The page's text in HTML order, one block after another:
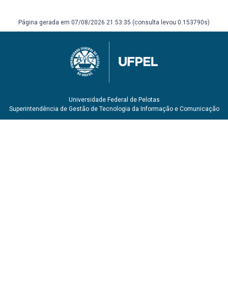
Página gerada em 07/08/2026 21:53:35 (consulta levou 0.153790s)
Universidade Federal de Pelotas
Superintendência de Gestão de Tecnologia da Informação e Comunicação